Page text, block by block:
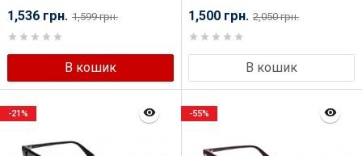
1,536 грн. 1,599 грн.
В кошик
XLT59SP
1,500 грн. 2,050 грн.
В кошик
-21% -55%